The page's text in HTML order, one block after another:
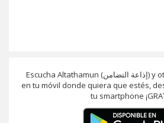
Escucha Altathamun (إذاعة التضامن) y otras emisoras de Iraq
en tu móvil donde quiera que estés,
tu smartphone